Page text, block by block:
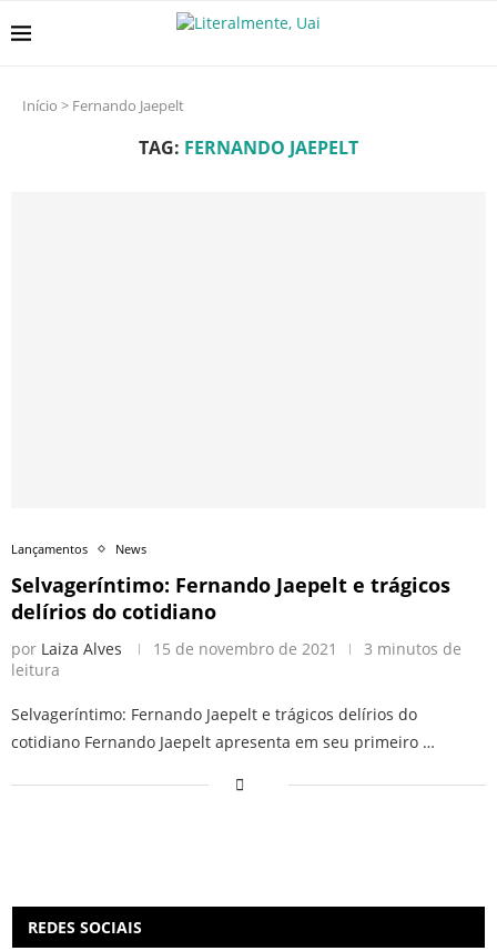
Início > Fernando Jaepelt
TAG: FERNANDO JAEPELT
Lançamentos News
Selvageríntimo: Fernando Jaepelt e trágicos
delírios do cotidiano
por Laiza Alves 15 de novembro de 2021
3 minutos de
leitura
Selvageríntimo: Fernando Jaepelt e trágicos delírios do
cotidiano Fernando Jaepelt apresenta em seu primeiro …
REDES SOCIAIS